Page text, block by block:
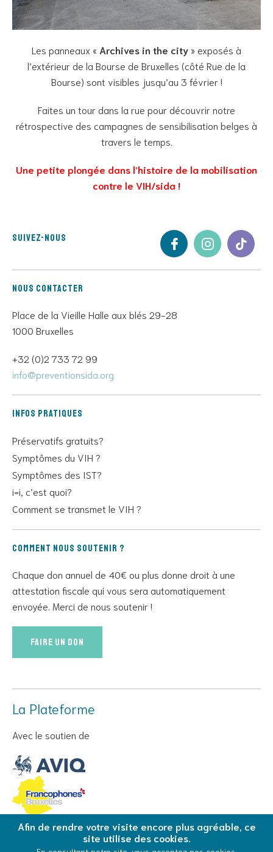
Les panneaux « Archives in the city » exposés à
l’extérieur de la Bourse de Bruxelles (côté Rue de la
Bourse) sont visibles jusqu’au 3 février !
Faites un tour dans la rue pour découvrir notre
rétrospective des campagnes de sensibilisation belges à
travers le temps.
Une petite plongée dans l’histoire de la mobilisation
contre le VIH/sida !
Suivez-nous
Nous contacter
Place de la Vieille Halle aux blés 29-28
1000 Bruxelles
+32 (0)2 733 72 99
info@preventionsida.org
Infos pratiques
Préservatifs gratuits?
Symptômes du VIH ?
Symptômes des IST?
i=i, c’est quoi?
Comment se transmet le VIH ?
Comment nous soutenir ?
Chaque don annuel de 40€ ou plus donne droit à une
attestation fiscale qui vous sera automatiquement
envoyée. Merci de nous soutenir !
Faire un don
La Plateforme
Avec le soutien de
© Copyright 2026 La Plateforme - Tous droits réservés
Afin de rendre votre visite encore plus agréable, ce
site utilise des cookies.